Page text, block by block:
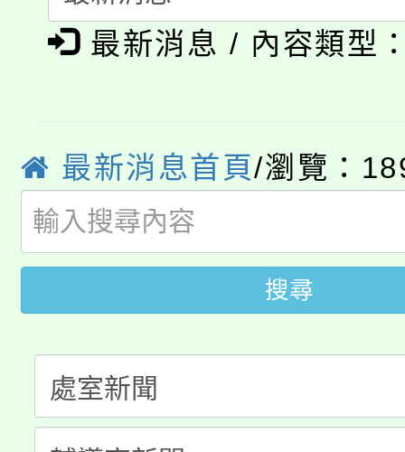
博覽會」之「藝術教育
「2026金融保險知識
桃園市115學年度學生
代理(課)教師甄選結果(
公告本校115學年度第
代理(課)教師甄選結果(
轉知中國文化大學推廣
《TA101》溝通分析基
程，歡迎學生輔導中心
心理、諮商輔導、社會
系所師生報名參加。
轉知苗栗縣政府辦理
縣市「校園短影音徵
門員」簡章及活動海報
踴躍報名參加。
桃園市115學年度學生
展演活動實施計畫」
115年度「教育部表揚
義教育推展貢獻獎」
「2026 ART TAIPEI臺
最新消息 / 內容類型
最新消息首頁/瀏覽：
搜尋